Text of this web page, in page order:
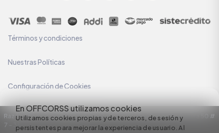
En OFFCORSS utilizamos cookies
Utilizamos cookies propias y de terceros, de sesión y
persistentes para mejorar la experiencia de usuario. Al
Términos y condiciones
Nuestras Políticas
Configuración de Cookies
Razón Social: C.I HERMECO S.A. NIT: 890924167-6 Dirección: Carrera 50 #
7 – 35